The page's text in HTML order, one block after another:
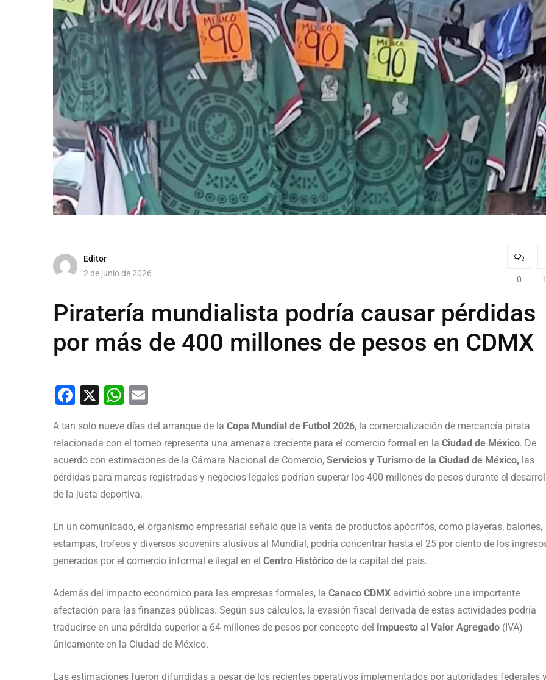
Editor
2 de junio de 2026
0
Piratería mundialista podría causar pérdidas
por más de 400 millones de pesos en CDMX
Facebook
X WhatsApp
A tan solo nueve días del arranque de la Copa Mundial de Futbol 2026, la comercialización de mercancía pirata
relacionada con el torneo representa una amenaza creciente para el comercio formal en la Ciudad de México. De
acuerdo con estimaciones de la Cámara Nacional de Comercio, Servicios y Turismo de la Ciudad de México, las
pérdidas para marcas registradas y negocios legales podrían superar los 400 millones de pesos durante el
de la justa deportiva.
En un comunicado, el organismo empresarial señaló que la venta de productos apócrifos, como playeras, balones,
estampas, trofeos y diversos souvenirs alusivos al Mundial, podría concentrar hasta el 25 por ciento de los
generados por el comercio informal e ilegal en el Centro Histórico de la capital del país.
Además del impacto económico para las empresas formales, la Canaco CDMX advirtió sobre una importante
afectación para las finanzas públicas. Según sus cálculos, la evasión fiscal derivada de estas actividades podría
traducirse en una pérdida superior a 64 millones de pesos por concepto del
Impuesto al Valor Agregado (IVA)
únicamente en la Ciudad de México.
Las estimaciones fueron difundidas a pesar de los recientes operativos implementados por autoridades federales